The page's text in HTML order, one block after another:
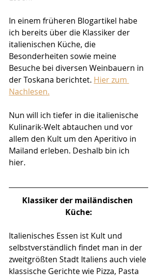
In einem früheren Blogartikel habe
ich bereits über die Klassiker der
italienischen Küche, die
Besonderheiten sowie meine
Besuche bei diversen Weinbauern in
der Toskana berichtet. Hier zum
Nachlesen.
Nun will ich tiefer in die italienische
Kulinarik-Welt abtauchen und vor
allem den Kult um den Aperitivo in
Mailand erleben. Deshalb bin ich
hier.
Klassiker der mailändischen
Küche:
Italienisches Essen ist Kult und
selbstverständlich findet man in der
zweitgrößten Stadt Italiens auch viele
klassische Gerichte wie Pizza, Pasta